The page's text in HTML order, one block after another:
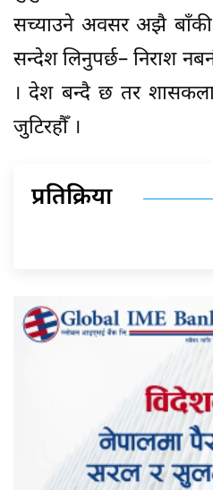
सच्याउने अवसर अझै
सन्देश लिनुपर्छ– निराश
। देश बन्दै छ तर
जुटिरहौँ ।
प्रतिक्रिया